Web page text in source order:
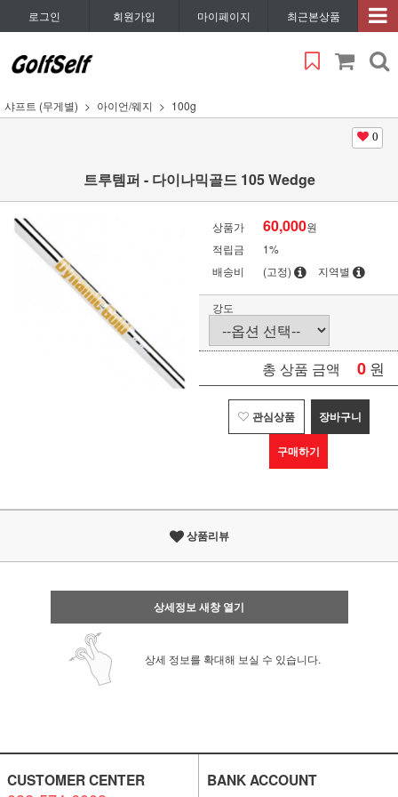
로그인 회원가입 마이페이지 최근본상품
샤프트 (무게별) 아이언/웨지 100g
0
트루템퍼 - 다이나믹골드 105 Wedge
상품가 60,000원
적립금
1%
배송비
(고정) 지역별
강도
총 상품 금액 0 원
관심상품 장바구니
구매하기
상품리뷰
상세정보 새창 열기
상세 정보를 확대해 보실 수 있습니다.
CUSTOMER CENTER BANK ACCOUNT